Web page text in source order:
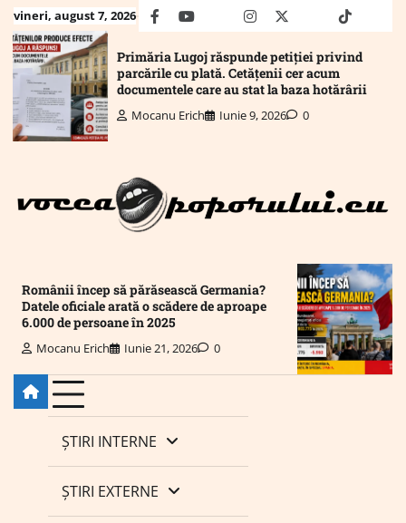
Skip
to
content
vineri, august 7, 2026 facebookyoutubeMailinstagram
twitter truthtiktok
Primăria Lugoj răspunde petiției privind
parcările cu plată. Cetățenii cer acum
documentele care au stat la baza hotărârii
Mocanu Erich Iunie 9, 2026 0
Românii încep să părăsească Germania?
Datele oficiale arată o scădere de aproape
6.000 de persoane în 2025
Mocanu Erich Iunie 21, 2026 0
ȘTIRI INTERNE
ȘTIRI EXTERNE